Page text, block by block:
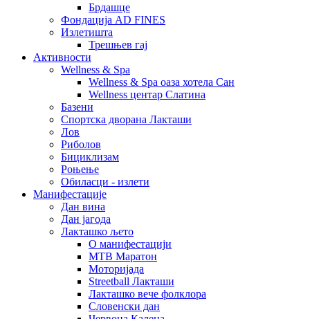
Брдашце
Фондација AD FINES
Излетишта
Трешњев гај
Активности
Wellness & Spa
Wellness & Spa оаза хотела Сан
Wellness центар Слатина
Базени
Спортска дворана Лакташи
Лов
Риболов
Бициклизам
Роњење
Обиласци - излети
Манифестације
Дан вина
Дан јагода
Лакташко љето
О манифестацији
MTB Маратон
Моторијада
Streetball Лакташи
Лакташко вече фолклора
Словенски дан